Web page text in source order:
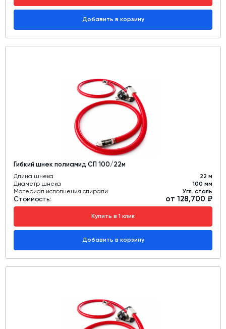
Добавить в корзину
Гибкий шнек полиамид СП 100/22м
Длина шнека
22 м
Диаметр шнека
100 мм
Материал исполнения спирали
Угл. сталь
Стоимость: от 128,700 ₽
Купить в 1 клик
Добавить в корзину